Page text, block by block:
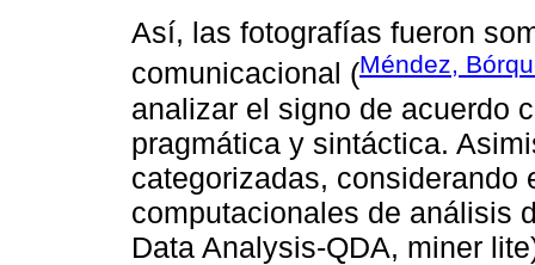
Así, las fotografías fueron
comunicacional (Méndez,
analizar el signo de acuerdo
pragmática y sintáctica.
categorizadas, considerando
computacionales de análisis
Data Analysis-QDA, miner